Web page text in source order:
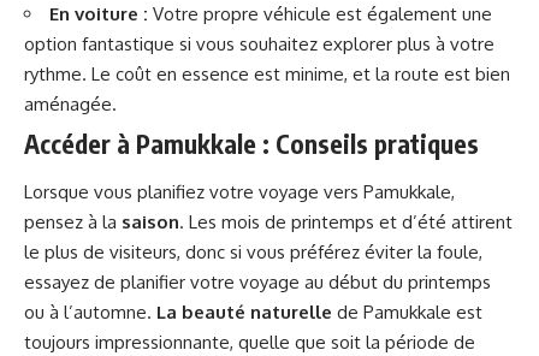
En voiture : Votre propre véhicule est également une
option fantastique si vous souhaitez explorer plus à votre
rythme. Le coût en essence est minime, et la route est bien
aménagée.
Accéder à Pamukkale : Conseils pratiques
Lorsque vous planifiez votre voyage vers Pamukkale,
pensez à la saison. Les mois de printemps et d’été attirent
le plus de visiteurs, donc si vous préférez éviter la foule,
essayez de planifier votre voyage au début du printemps
ou à l’automne. La beauté naturelle de Pamukkale est
toujours impressionnante, quelle que soit la période de